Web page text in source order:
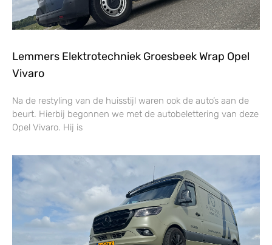
Lemmers Elektrotechniek Groesbeek Wrap Opel
Vivaro
Na de restyling van de huisstijl waren ook de auto’s aan de
beurt. Hierbij begonnen we met de autobelettering van deze
Opel Vivaro. Hij is